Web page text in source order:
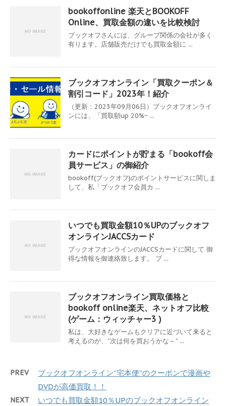
bookoffonline 楽天とBOOKOFF
Online、買取金額の違いを比較検討
ブックオフさんには、グループ関係の会社が多く
有ります。店舗販売だけでも買取金額に ...
ブックオフオンライン「買取クーポン＆
割引コード」2023年！紹介
（更新：2023年09月06日）ブックオフオンライ
ンには、「買取額up 20%~ ...
カードにポイントが貯まる「bookoff会
員サービス」の御紹介
bookoff(ブックオフ)のポイントサービスに関しま
して、私「ブックオフ会員カ ...
いつでも買取金額10％UPのブックオフ
オンラインJACCSカード
ブックオフオンラインのJACCSカードに関して 御
得な情報を御連絡致します。 ブ ...
ブックオフオンライン買取価格と
bookoff online楽天、ネットオフ比較
(ゲーム：ウィッチャー3 )
私は、大好きなゲームもクリアに近づいて来ると
考えるのが、”次は何を買おうかな～” ...
PREV
ブックオフオンライン”宅本便”のクーポンで漫画や
DVDが高価買取！！
NEXT
いつでも買取金額10％UPのブックオフオンライン